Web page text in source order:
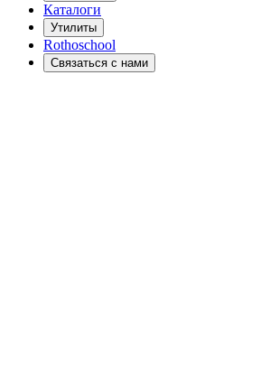
Каталоги
Утилиты
Rothoschool
Связаться с нами